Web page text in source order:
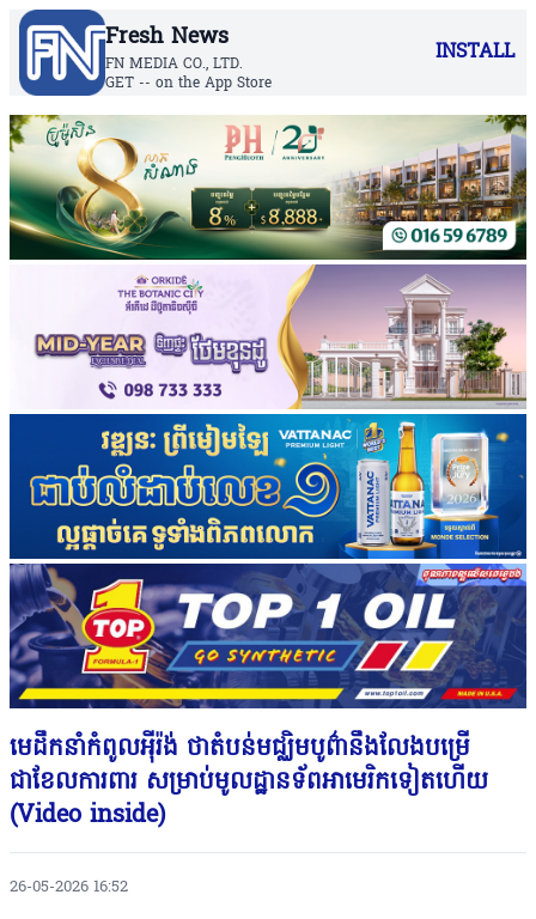
Fresh News
FN MEDIA CO., LTD.
GET -- on the App Store
INSTALL
មេដឹកនាំកំពូលអ៉ីរ៉ង់ ថាតំបន់មជ្ឈិមបូព៌ានឹងលែងបម្រើ
ជាខែលការពារ សម្រាប់មូលដ្ឋានទ័ពអាមេរិកទៀតហើយ
(Video inside)
26-05-2026 16:52